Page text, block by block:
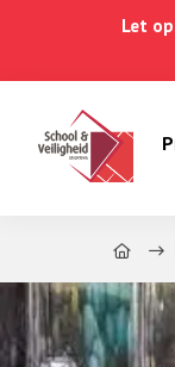
Let
Home